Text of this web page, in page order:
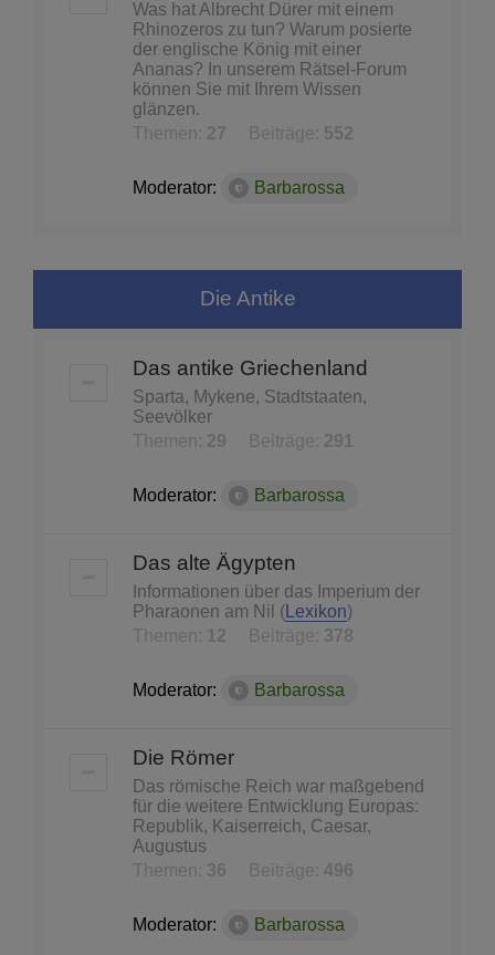
Was hat Albrecht Dürer mit einem
Rhinozeros zu tun? Warum posierte
der englische König mit einer
Ananas? In unserem Rätsel-Forum
können Sie mit Ihrem Wissen
glänzen.
Themen: 27 Beiträge: 552
Moderator: Barbarossa
Die Antike
Das antike Griechenland
Sparta, Mykene, Stadtstaaten,
Seevölker
Themen: 29 Beiträge: 291
Moderator: Barbarossa
Das alte Ägypten
Informationen über das Imperium der
Pharaonen am Nil ( Lexikon)
Themen:
12 Beiträge: 378
Moderator: Barbarossa
Die Römer
Das römische Reich war maßgebend
für die weitere Entwicklung Europas:
Republik, Kaiserreich, Caesar,
Augustus
Themen: 36 Beiträge: 496
Moderator: Barbarossa